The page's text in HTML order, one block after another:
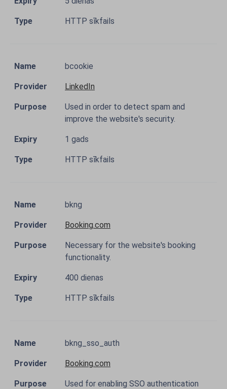
HTTP sīkfails
bcookie
LinkedIn
Used in order to detect spam and
improve the website's security.
1 gads
HTTP sīkfails
bkng
Booking.com
Necessary for the website's booking
functionality.
400 dienas
HTTP sīkfails
bkng_sso_auth
Booking.com
Used for enabling SSO authentication